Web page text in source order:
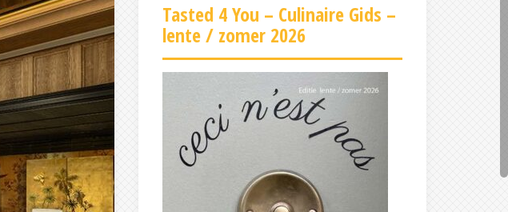
Tasted 4 You – Culinaire Gids –
lente / zomer 2026